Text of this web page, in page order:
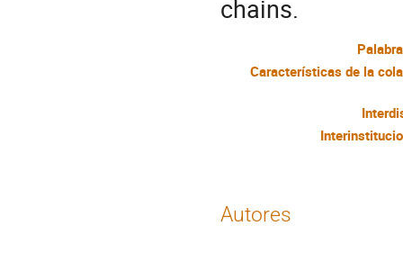
chains.
Autores